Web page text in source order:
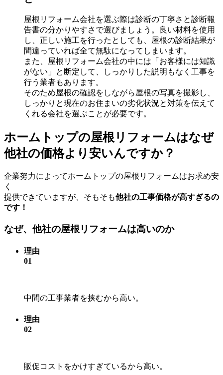
屋根リフォーム会社を選ぶ際は診断の丁寧さと診断報
告書の分かりやすさで選びましょう。良い材料を使用
し、正しい施工を行ったとしても、屋根の診断結果が
間違っていれば全て無駄になってしまいます。
また、屋根リフォーム会社の中には「お客様には知識
がない」と断定して、しっかりした説明もなく工事を
行う業者もあります。
そのため屋根の確認をしながら屋根の写真を撮影し、
しっかりと現在のお住まいの劣化状況と対策を伝えて
くれる会社を選ぶことが必要です。
ホームトップの屋根リフォームはなぜ
他社の価格より安いんですか？
企業努力によってホームトップの屋根リフォームはお求め安
く
提供できていますが、そもそも他社の工事価格が高すぎるの
です！
なぜ、他社の屋根リフォームは高いのか
理由
01
中間の工事業者を挟むから高い。
理由
02
販促コストをかけすぎているから高い。